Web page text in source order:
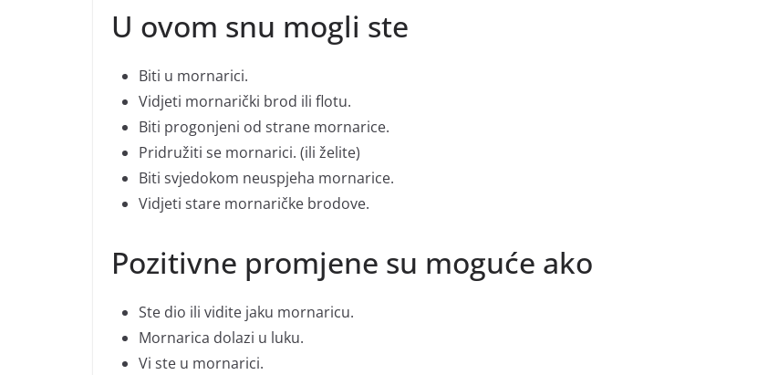
U ovom snu mogli ste
Biti u mornarici.
Vidjeti mornarički brod ili flotu.
Biti progonjeni od strane mornarice.
Pridružiti se mornarici. (ili želite)
Biti svjedokom neuspjeha mornarice.
Vidjeti stare mornaričke brodove.
Pozitivne promjene su moguće ako
Ste dio ili vidite jaku mornaricu.
Mornarica dolazi u luku.
Vi ste u mornarici.